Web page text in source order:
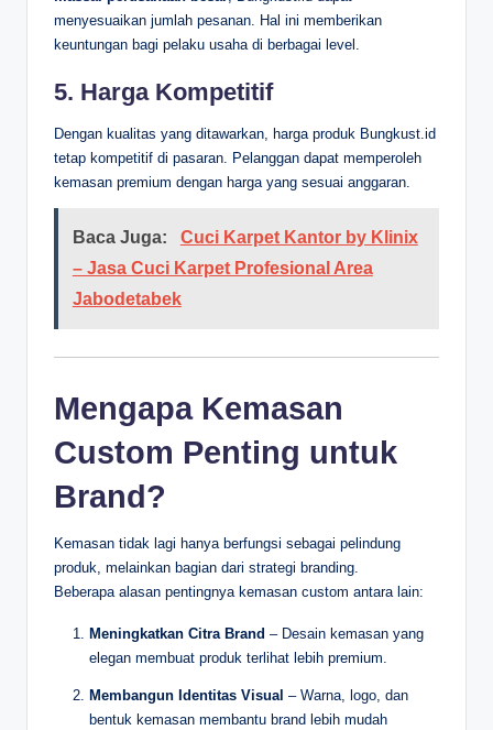
menyesuaikan jumlah pesanan. Hal ini memberikan
keuntungan bagi pelaku usaha di berbagai level.
5. Harga Kompetitif
Dengan kualitas yang ditawarkan, harga produk Bungkust.id
tetap kompetitif di pasaran. Pelanggan dapat memperoleh
kemasan premium dengan harga yang sesuai anggaran.
Baca Juga:
Cuci Karpet Kantor by Klinix
– Jasa Cuci Karpet Profesional Area
Jabodetabek
Mengapa Kemasan
Custom Penting untuk
Brand?
Kemasan tidak lagi hanya berfungsi sebagai pelindung
produk, melainkan bagian dari strategi branding.
Beberapa alasan pentingnya kemasan custom antara lain:
Meningkatkan Citra Brand – Desain kemasan yang
elegan membuat produk terlihat lebih premium.
Membangun Identitas Visual – Warna, logo, dan
bentuk kemasan membantu brand lebih mudah